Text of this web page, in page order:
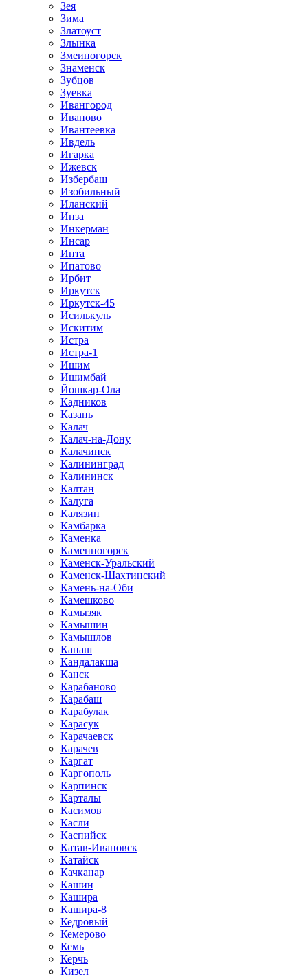
Зея
Зима
Златоуст
Злынка
Змеиногорск
Знаменск
Зубцов
Зуевка
Ивангород
Иваново
Ивантеевка
Ивдель
Игарка
Ижевск
Избербаш
Изобильный
Иланский
Инза
Инкерман
Инсар
Инта
Ипатово
Ирбит
Иркутск
Иркутск-45
Исилькуль
Искитим
Истра
Истра-1
Ишим
Ишимбай
Йошкар-Ола
Кадников
Казань
Калач
Калач-на-Дону
Калачинск
Калининград
Калининск
Калтан
Калуга
Калязин
Камбарка
Каменка
Каменногорск
Каменск-Уральский
Каменск-Шахтинский
Камень-на-Оби
Камешково
Камызяк
Камышин
Камышлов
Канаш
Кандалакша
Канск
Карабаново
Карабаш
Карабулак
Карасук
Карачаевск
Карачев
Каргат
Каргополь
Карпинск
Карталы
Касимов
Касли
Каспийск
Катав-Ивановск
Катайск
Качканар
Кашин
Кашира
Кашира-8
Кедровый
Кемерово
Кемь
Керчь
Кизел